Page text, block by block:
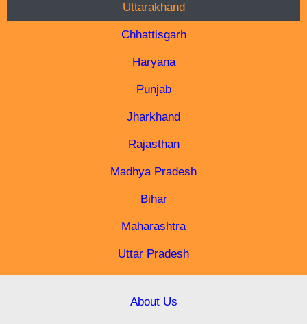
Uttarakhand
Chhattisgarh
Haryana
Punjab
Jharkhand
Rajasthan
Madhya Pradesh
Bihar
Maharashtra
Uttar Pradesh
About Us